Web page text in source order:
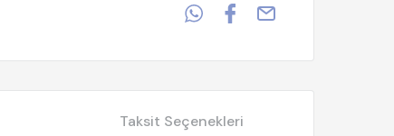
Taksit Seçenekleri